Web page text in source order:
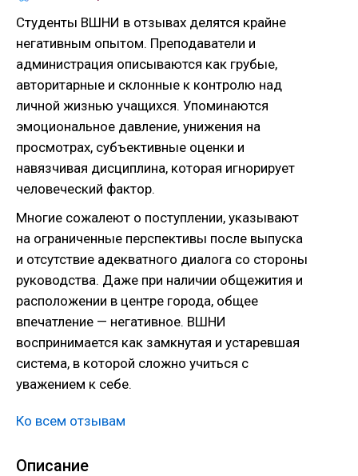
Студенты ВШНИ в отзывах делятся крайне
негативным опытом. Преподаватели и
администрация описываются как грубые,
авторитарные и склонные к контролю над
личной жизнью учащихся. Упоминаются
эмоциональное давление, унижения на
просмотрах, субъективные оценки и
навязчивая дисциплина, которая игнорирует
человеческий фактор.
Многие сожалеют о поступлении, указывают
на ограниченные перспективы после выпуска
и отсутствие адекватного диалога со стороны
руководства. Даже при наличии общежития и
расположении в центре города, общее
впечатление — негативное. ВШНИ
воспринимается как замкнутая и устаревшая
система, в которой сложно учиться с
уважением к себе.
Ко всем отзывам
Описание